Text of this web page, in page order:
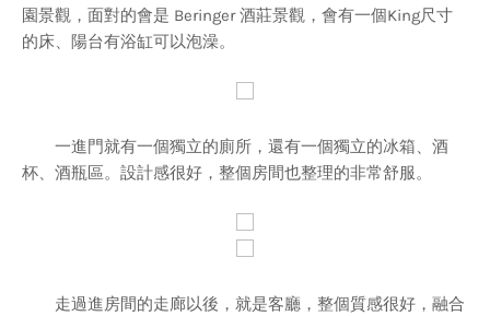
園景觀，面對的會是 Beringer 酒莊景觀，會有一個King尺寸
的床、陽台有浴缸可以泡澡。
一進門就有一個獨立的廁所，還有一個獨立的冰箱、酒
杯、酒瓶區。設計感很好，整個房間也整理的非常舒服。
走過進房間的走廊以後，就是客廳，整個質感很好，融合